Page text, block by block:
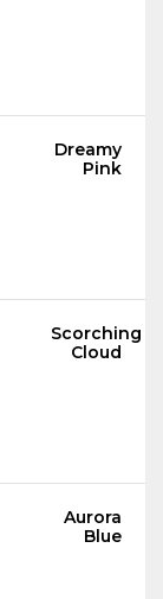
Dreamy
Pink
Scorching
Cloud
Aurora
Blue